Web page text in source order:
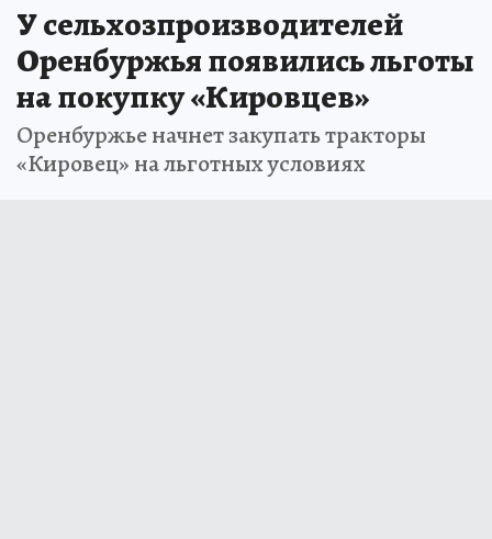
У сельхозпроизводителей
Оренбуржья появились льготы
на покупку «Кировцев»
Оренбуржье начнет закупать тракторы
«Кировец» на льготных условиях